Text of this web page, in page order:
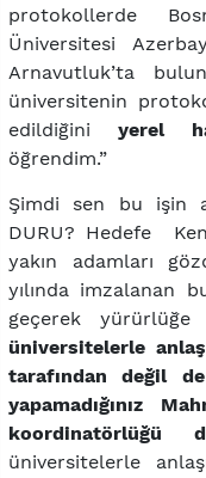
protokollerde
Üniversitesi
Arnavutluk’ta
üniversitenin
edildiğini yerel
öğrendim.”
Şimdi sen bu işin
DURU? Hedefe
yakın adamları
yılında imzalanan
geçerek
üniversitelerle
tarafından değil
yapamadığınız
koordinatörlüğü
üniversitelerle